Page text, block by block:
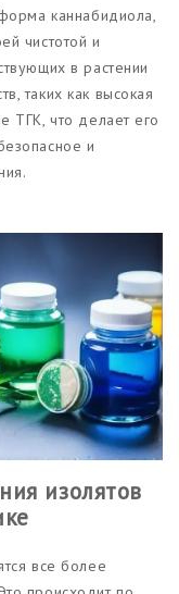
каннабидиола,
чистотой и
в растении
таких как высокая
ТГК, что делает его
и
изолятов
все более